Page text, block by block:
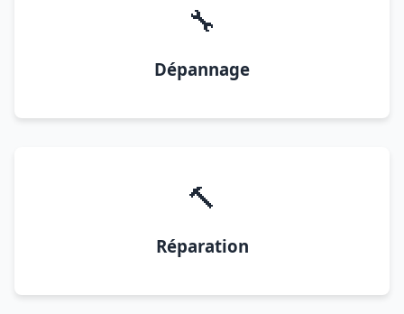
🔧
Dépannage
🔨
Réparation